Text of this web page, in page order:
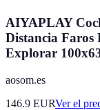
AIYAPLAY
Distancia Faros
Explorar
aosom.es
146.9 EURVer el